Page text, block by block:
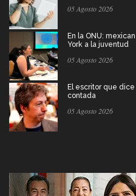
05 Agosto 2026
En la ONU:
York a la juventud
05 Agosto 2026
El escritor que
contada
05 Agosto 2026